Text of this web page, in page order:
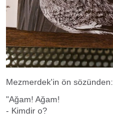
Mezmerdek'in ön sözünden:
"Ağam! Ağam!
- Kimdir o?